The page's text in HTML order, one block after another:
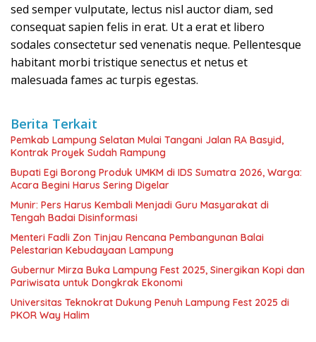
sed semper vulputate, lectus nisl auctor diam, sed
consequat sapien felis in erat. Ut a erat et libero
sodales consectetur sed venenatis neque. Pellentesque
habitant morbi tristique senectus et netus et
malesuada fames ac turpis egestas.
Berita Terkait
Pemkab Lampung Selatan Mulai Tangani Jalan RA Basyid,
Kontrak Proyek Sudah Rampung
Bupati Egi Borong Produk UMKM di IDS Sumatra 2026, Warga:
Acara Begini Harus Sering Digelar
Munir: Pers Harus Kembali Menjadi Guru Masyarakat di
Tengah Badai Disinformasi
Menteri Fadli Zon Tinjau Rencana Pembangunan Balai
Pelestarian Kebudayaan Lampung
Gubernur Mirza Buka Lampung Fest 2025, Sinergikan Kopi dan
Pariwisata untuk Dongkrak Ekonomi
Universitas Teknokrat Dukung Penuh Lampung Fest 2025 di
PKOR Way Halim